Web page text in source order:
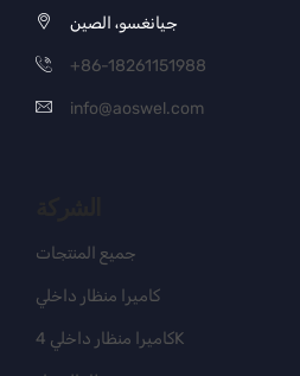
جيانغسو، الصين
+86-18261151988
info@aoswel.com
جميع المنتجات
كاميرا منظار داخلي
كاميرا منظار داخلي 4K